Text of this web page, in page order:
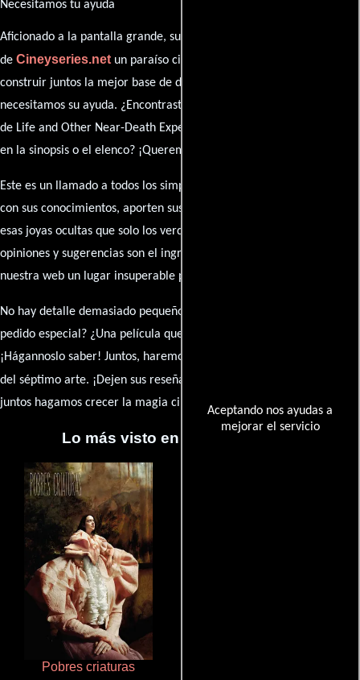
Aceptando nos ayudas a
mejorar el servicio
Necesitamos tu ayuda
Aficionado a la pantalla grande, su participación es clave para hacer
de Cineyseries.netun paraíso cinéfilo completo. Queremos
construir juntos la mejor base de datos cinematográfica, pero
necesitamos su ayuda. ¿Encontraste algún dato faltante en la ficha
de Life and Other Near-Death Experiences? ¿Detectaste algún error
en la sinopsis o el elenco? ¡Queremos saberlo todo!
Este es un llamado a todos los simpatizantes del cine: contribuyan
con sus conocimientos, aporten sus descubrimientos y compartan
esas joyas ocultas que solo los verdaderos fanáticos conocen. Sus
opiniones y sugerencias son el ingrediente secreto que hará de
nuestra web un lugar insuperable para los amantes del celuloide.
No hay detalle demasiado pequeño ni opinión insignificante. ¿Algún
pedido especial? ¿Una película que sueñas con ver reseñada?
¡Hágannoslo saber! Juntos, haremos de esta comunidad el epicentro
del séptimo arte. ¡Dejen sus reseña en la
juntos hagamos crecer la magia cinematográfica!
Lo más visto en Cineyseries.net
Pobres criaturas